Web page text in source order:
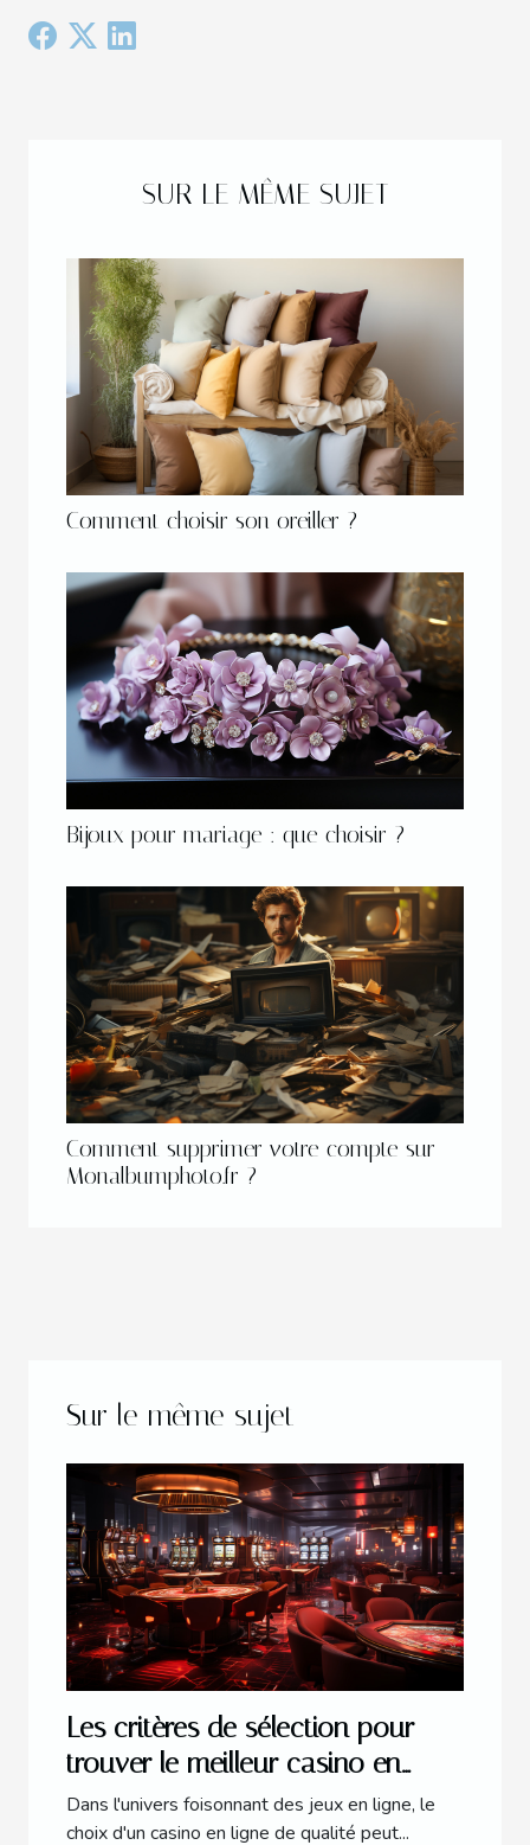
SUR LE MÊME SUJET
Comment choisir son oreiller ?
Bijoux pour mariage : que choisir ?
Comment supprimer votre compte sur
Monalbumphoto.fr ?
Sur le même sujet
Les critères de sélection pour
trouver le meilleur casino en
ligne en 2023
Dans l'univers foisonnant des jeux en ligne, le
choix d'un casino en ligne de qualité peut...